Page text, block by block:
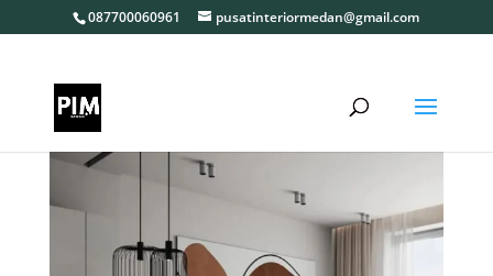
087700060961 pusatinteriormedan@gmail.com